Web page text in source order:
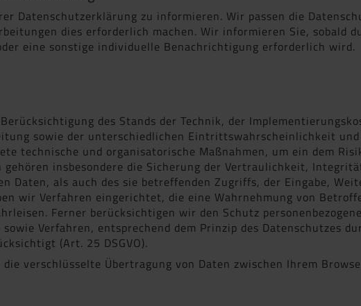
Datenschutzerklärung zu informieren. Wir passen die
dies erforderlich machen. Wir informieren Sie, sobald
eine sonstige individuelle Benachrichtigung erforderlich wird.
des Stands der Technik, der
sowie der unterschiedlichen Eintrittswahrscheinlichkeit
technische und organisatorische Maßnahmen, um ein dem
insbesondere die Sicherung der Vertraulichkeit,
Daten, als auch des sie betreffenden Zugriffs, der Eingabe,
wir Verfahren eingerichtet, die eine Wahrnehmung von
Ferner berücksichtigen wir den Schutz
Verfahren, entsprechend dem Prinzip des Datenschutzes
(Art. 25 DSGVO).
verschlüsselte Übertragung von Daten zwischen Ihrem